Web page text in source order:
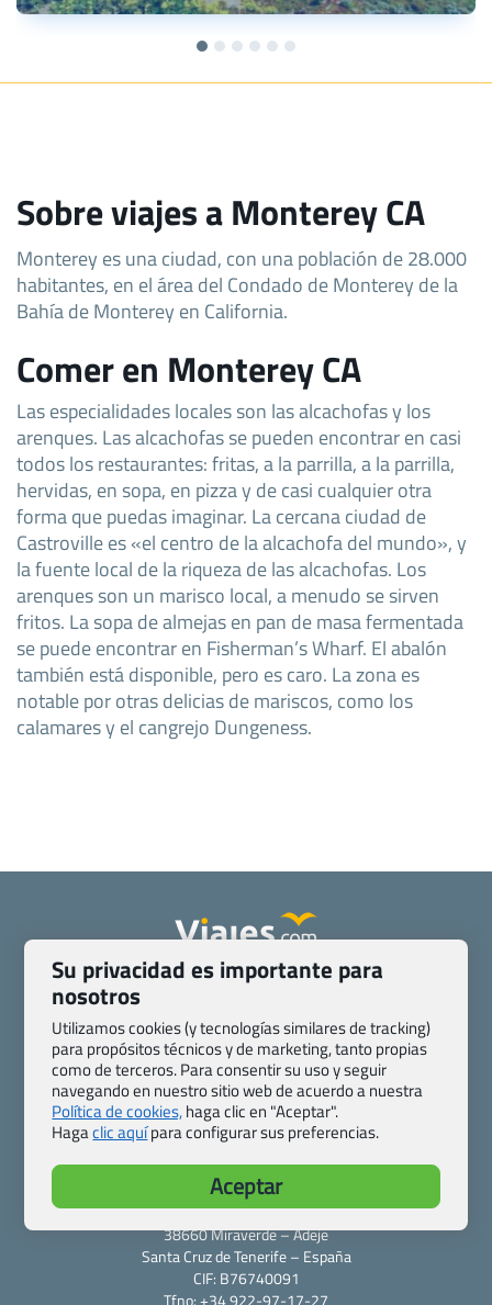
Sobre viajes a Monterey CA
Monterey es una ciudad, con una población de 28.000
habitantes, en el área del Condado de Monterey de la
Bahía de Monterey en California.
Comer en Monterey CA
Las especialidades locales son las alcachofas y los
arenques. Las alcachofas se pueden encontrar en casi
todos los restaurantes: fritas, a la parrilla, a la parrilla,
hervidas, en sopa, en pizza y de casi cualquier otra
forma que puedas imaginar. La cercana ciudad de
Castroville es «el centro de la alcachofa del mundo», y
la fuente local de la riqueza de las alcachofas. Los
arenques son un marisco local, a menudo se sirven
fritos. La sopa de almejas en pan de masa fermentada
se puede encontrar en Fisherman’s Wharf. El abalón
también está disponible, pero es caro. La zona es
notable por otras delicias de mariscos, como los
calamares y el cangrejo Dungeness.
Quienes somos
Contacto
Pasaporte, Visado, Salud y otras disposiciones específicas
Blog de Viajes.com
Registro de agencias
Preguntas frecuentes
Condiciones generales
Política de privacidad y cookies
Transparencia
Todas las páginas – sitemap
Viajes.com
Last Minute Express S.L.U.
c/ Drago, CC HLS, Local 13
38660 Miraverde – Adeje
Santa Cruz de Tenerife – España
CIF: B76740091
Tfno: +34 922-97-17-27
Su privacidad es importante para
nosotros
Utilizamos cookies (y tecnologías similares de tracking)
para propósitos técnicos y de marketing, tanto propias
como de terceros. Para consentir su uso y seguir
navegando en nuestro sitio web de acuerdo a nuestra
Política de cookies,haga clic en "Aceptar".
Hagaclic aquípara configurar sus preferencias.
Aceptar